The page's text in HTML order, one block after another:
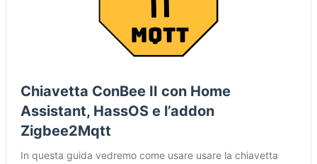
Chiavetta ConBee II con Home
Assistant, HassOS e l’addon
Zigbee2Mqtt
In questa guida vedremo come usare usare la chiavetta